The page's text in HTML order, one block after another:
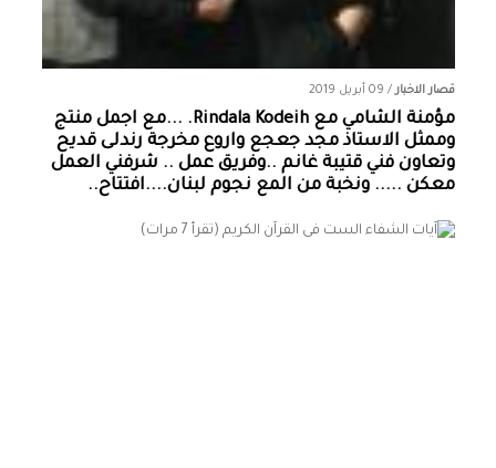
قصار الاخبار/ 09 أبريل 2019
مؤمنة الشامي‏ مع ‏‎Rindala Kodeih‎‏. ...مع اجمل منتج
وممثل الاستاذ مجد جعجع واروع مخرجة رندلى قديح
وتعاون فني قتيبة غانم ..وفريق عمل .. شرفني العمل
معكن ..... ونخبة من المع نجوم لبنان....افتتاح..